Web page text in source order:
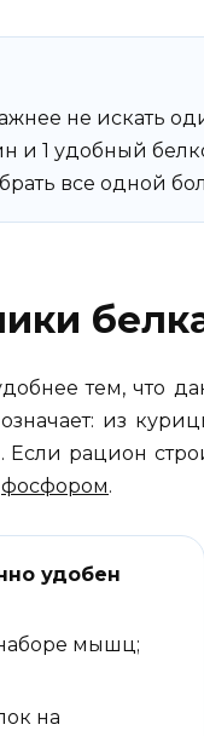
не искать
и 1 удобный
все одной
тем, что
из
рацион
фосфором.
удобен
мышц;
на